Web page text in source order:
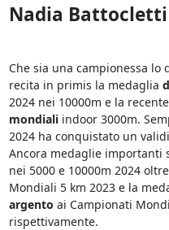
Nadia Battocletti
Che sia una campionessa lo
recita in primis la medaglia
2024 nei 10000m e la recente
mondialiindoor 3000m.
2024 ha conquistato un
Ancora medaglie importanti
nei 5000 e 10000m 2024
Mondiali 5 km 2023 e la
argento ai Campionati
rispettivamente.